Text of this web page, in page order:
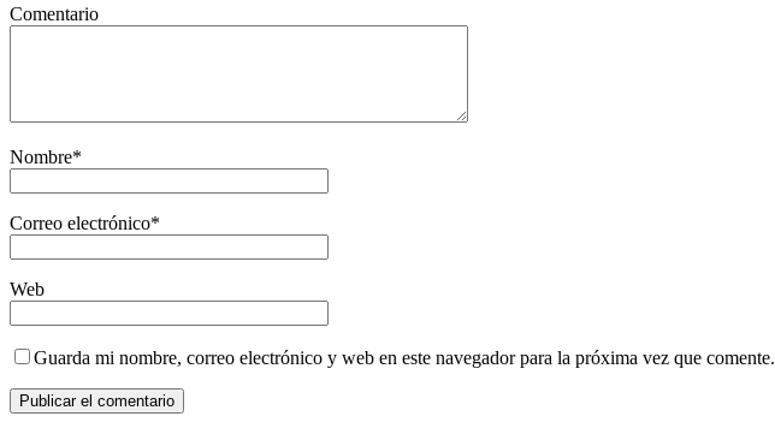
Comentario
Nombre*
Correo electrónico*
Web
Guarda mi nombre, correo electrónico y web en este navegador para la próxima vez que comente.